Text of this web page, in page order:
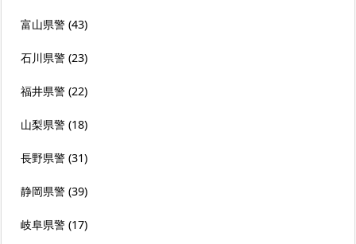
富山県警 (43)
石川県警 (23)
福井県警 (22)
山梨県警 (18)
長野県警 (31)
静岡県警 (39)
岐阜県警 (17)